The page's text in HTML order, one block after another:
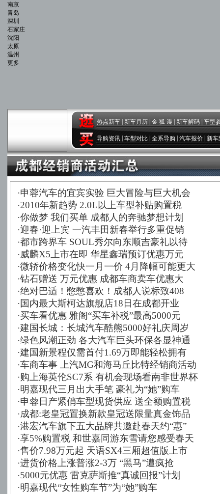
南京
青岛
深圳
石家庄
沈阳
太原
温州
更多
热点新车 新车月历 金 狐 谍 新车解码 车型
导购资讯 车型对比 全系导购 汽车报价 新车
·申蓉汽车的宜宾实验 巨大冒险与巨大机会
·2010年新趋势 2.0L以上车型补贴购置税
·你做梦 我们买单 成都人的奔驰梦想计划
·迎春·迎上宾 一汽丰田新春举行多重促销
·都市跨界车 SOUL秀尔向东顺吉豪礼以待
·威麟X5上市在即 华星鑫瑞预订优惠万元
·微轿价格变化快一月一价 4月降幅可能更大
·钻石赠送 万元优惠 成都车商卖车优惠大
·绝对巴适！憋憋喜欢！成都人说标致408
·国内最大斯柯达旗舰店18日在成都开业
·买车看优惠 雅阁“买车补税”最高5000元
·建国长城：长城汽车酷熊5000好礼庆周岁
·绿色风潮正劲 各大汽车巨头环保各显神通
·建国新景程仅需首付1.69万即能轻松拥有
·车商车事 上汽MG和海马丘比特经销商活动
·购上海英伦SC7系 有机会现场看南非世界杯
·明嘉现代三月出大手笔 豪礼为“她”购车
·申蓉日产紧俏车型现货供应 送全额购置税
·成都:老皇冠置换新款皇冠送限量真金饰品
·港宏汽车旗下五大品牌共邀赴春天约“惠”
·享5%购置税 和世嘉同游东雪请您感受春天
·售价7.98万元起 天语SX4三厢超值版上市
·进货价格上涨普涨2-3万 “黑马”遭疯抢
·5000元优惠 雷克萨斯推“真诚回报”计划
·明嘉现代“女性购车节”为“她”购车